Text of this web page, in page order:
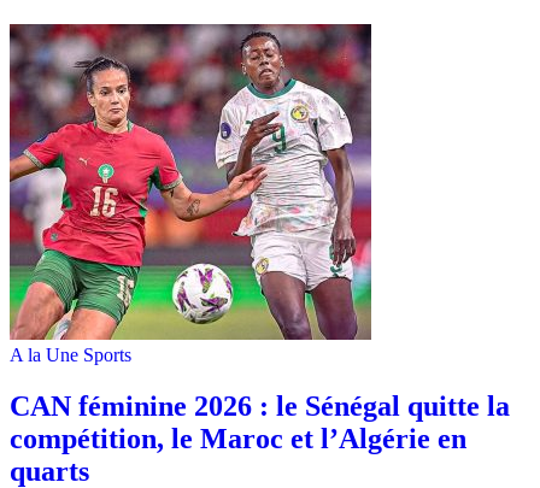
A la Une Sports
‎CAN féminine 2026 : le Sénégal quitte la
compétition, le Maroc et l’Algérie en
quarts